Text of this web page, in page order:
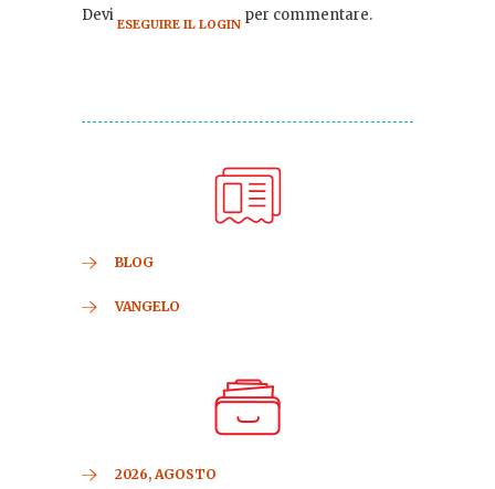
Devi ESEGUIRE IL LOGIN per commentare.
BLOG
VANGELO
2026, AGOSTO